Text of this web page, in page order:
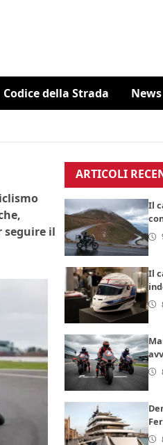
Codice della Strada News
seguire il
ARTICOLI
Il
Il